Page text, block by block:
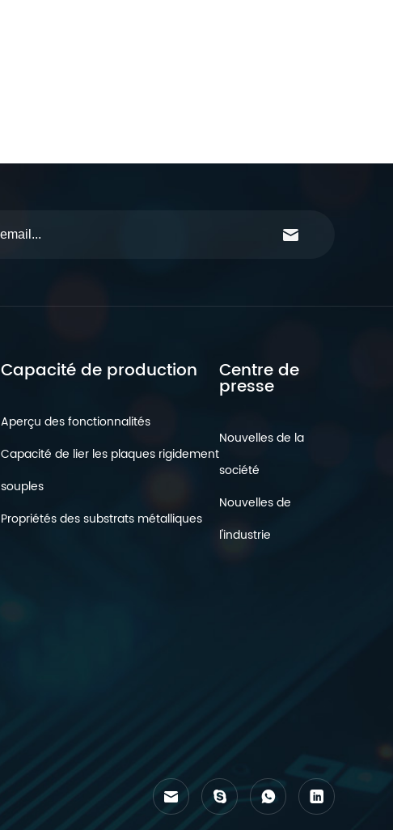
Capacité de production
Aperçu des fonctionnalités
Capacité de lier les plaques rigidement
souples
Propriétés des substrats métalliques
Centre de
presse
Nouvelles de la
société
Nouvelles de
l'industrie